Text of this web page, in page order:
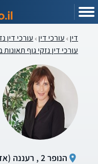
דין עורכי דין עורכי דין
עורכי דין נזקי גוף
הנופר 2 , רעננה (אזור השרון והסביבה)